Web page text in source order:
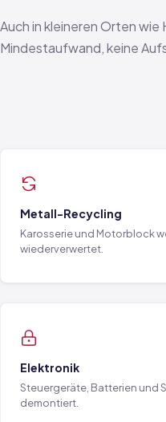
Auch in kleineren Orten
Mindestaufwand, keine
Metall-Recycling
Karosserie und Motorblock
wiederverwertet.
Elektronik
Steuergeräte, Batterien und
demontiert.